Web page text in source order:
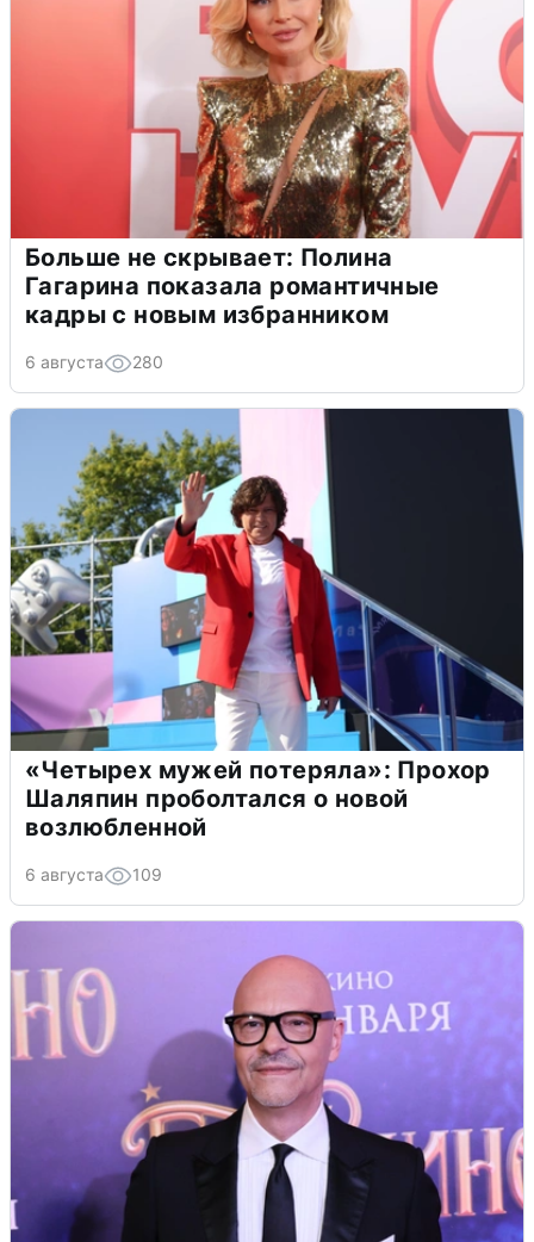
Больше не скрывает: Полина
Гагарина показала романтичные
кадры с новым избранником
6 августа 280
«Четырех мужей потеряла»: Прохор
Шаляпин проболтался о новой
возлюбленной
6 августа 109